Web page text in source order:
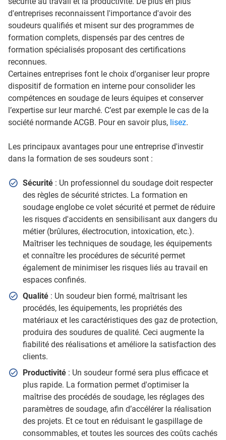
d'entreprises reconnaissent l'importance d'avoir des
soudeurs qualifiés et misent sur des programmes de
formation complets, dispensés par des centres de
formation spécialisés proposant des certifications
reconnues.
Certaines entreprises font le choix d'organiser leur propre
dispositif de formation en interne pour consolider les
compétences en soudage de leurs équipes et conserver
l’expertise sur leur marché. C’est par exemple le cas de la
société normande ACGB. Pour en savoir plus, lisez.
Les principaux avantages pour une entreprise d'investir
dans la formation de ses soudeurs sont :
Sécurité : Un professionnel du soudage doit respecter
des règles de sécurité strictes. La formation en
soudage englobe ce volet sécurité et permet de réduire
les risques d'accidents en sensibilisant aux dangers du
métier (brûlures, électrocution, intoxication, etc.).
Maîtriser les techniques de soudage, les équipements
et connaître les procédures de sécurité permet
également de minimiser les risques liés au travail en
espaces confinés.
Qualité : Un soudeur bien formé, maîtrisant les
procédés, les équipements, les propriétés des
matériaux et les caractéristiques des gaz de protection,
produira des soudures de qualité. Ceci augmente la
fiabilité des réalisations et améliore la satisfaction des
clients.
Productivité : Un soudeur formé sera plus efficace et
plus rapide. La formation permet d'optimiser la
maîtrise des procédés de soudage, les réglages des
paramètres de soudage, afin d’accélérer la réalisation
des projets. Et ce tout en réduisant le gaspillage de
consommables, et toutes les sources des coûts cachés